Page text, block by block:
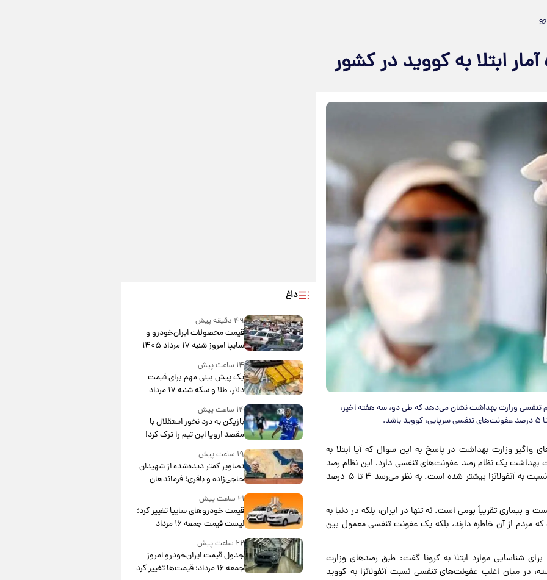
ابتلا به کووید در کشور
تنفسی وزارت بهداشت نشان می‌دهد که طی دو، سه هفته اخیر،
واگیر وزارت بهداشت در پاسخ به این سوال که آیا ابتلا به
بهداشت یک نظام رصد عفونت‌های تنفسی دارد، این نظام رصد
تنفسی طی دو، سه هفته اخیر نشان می‌دهد که ابتلا به کووید نسبت به آنفولانزا بیشتر شده است. به نظر می‌رسد ۴ تا ۵ درصد
و بیماری تقریباً بومی است. نه تنها در ایران، بلکه در دنیا به
از آن خاطره دارند، بلکه یک عفونت تنفسی معمول بین
شناسایی موارد ابتلا به کرونا گفت: طبق رصدهای وزارت
در میان اغلب عفونت‌های تنفسی نسبت آنفولانزا به کووید
داغ
۴۹ دقیقه پیش
قیمت محصولات ایران‌خودرو و
سایپا امروز شنبه ۱۷ مرداد ۱۴۰۵
۱۴ ساعت پیش
یک پیش ‌بینی مهم برای قیمت
دلار، طلا و سکه شنبه ۱۷ مرداد
۱۴۰۵
۱۴ ساعت پیش
بازیکن به درد نخور استقلال با
مقصد اروپا این تیم را ترک کرد!
۱۹ ساعت پیش
تصاویر کمتر دیده‌شده از شهیدان
حاجی‌زاده و باقری؛ فرماندهان
شهید هوافضای ایران
۲۱ ساعت پیش
قیمت خودروهای سایپا تغییر کرد؛
لیست قیمت جمعه ۱۶ مرداد
۲۲ ساعت پیش
جدول قیمت ایران‌خودرو امروز
جمعه ۱۶ مرداد؛ قیمت‌ها تغییر کرد